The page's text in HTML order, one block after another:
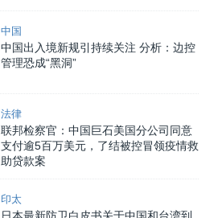
中国
中国出入境新规引持续关注 分析：边控
管理恐成“黑洞”
法律
联邦检察官：中国巨石美国分公司同意
支付逾5百万美元，了结被控冒领疫情救
助贷款案
印太